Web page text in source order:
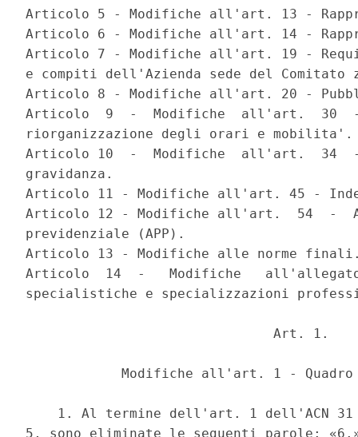
Articolo 5 - Modifiche all'art. 13 -
Articolo 6 - Modifiche all'art. 14 -
Articolo 7 - Modifiche all'art. 19 -
e compiti dell'Azienda sede del Comitato
Articolo 8 - Modifiche all'art. 20 -
Articolo  9  -  Modifiche  all'art.  30
riorganizzazione degli orari e
Articolo 10  -  Modifiche  all'art.  34  -
gravidanza.
Articolo 11 - Modifiche all'art. 45 -
Articolo 12 - Modifiche all'art.  54  -
previdenziale (APP).
Articolo 13 - Modifiche alle norme
Articolo  14  -   Modifiche
specialistiche e specializzazioni
                               Art. 1.
Modifiche all'art. 1 -
1. Al termine dell'art. 1 dell'ACN